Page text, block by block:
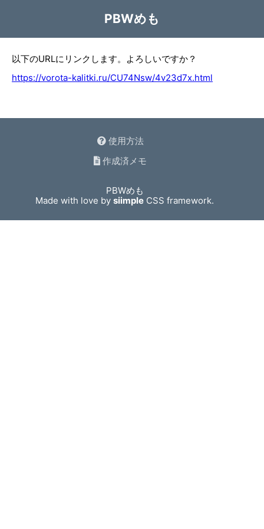
PBWめも
以下のURLにリンクします。よろしいですか？
https://vorota-kalitki.ru/CU74Nsw/4v23d7x.html
使用方法
作成済メモ
PBWめも
Made with love bysiimple CSS framework.